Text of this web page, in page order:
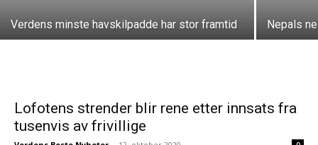
Verdens minste havskilpadde har stor framtid Nepals
Lofotens strender blir rene etter innsats fra
tusenvis av frivillige